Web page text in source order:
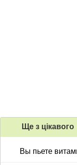
Ще з цiкавого
Вы пьете